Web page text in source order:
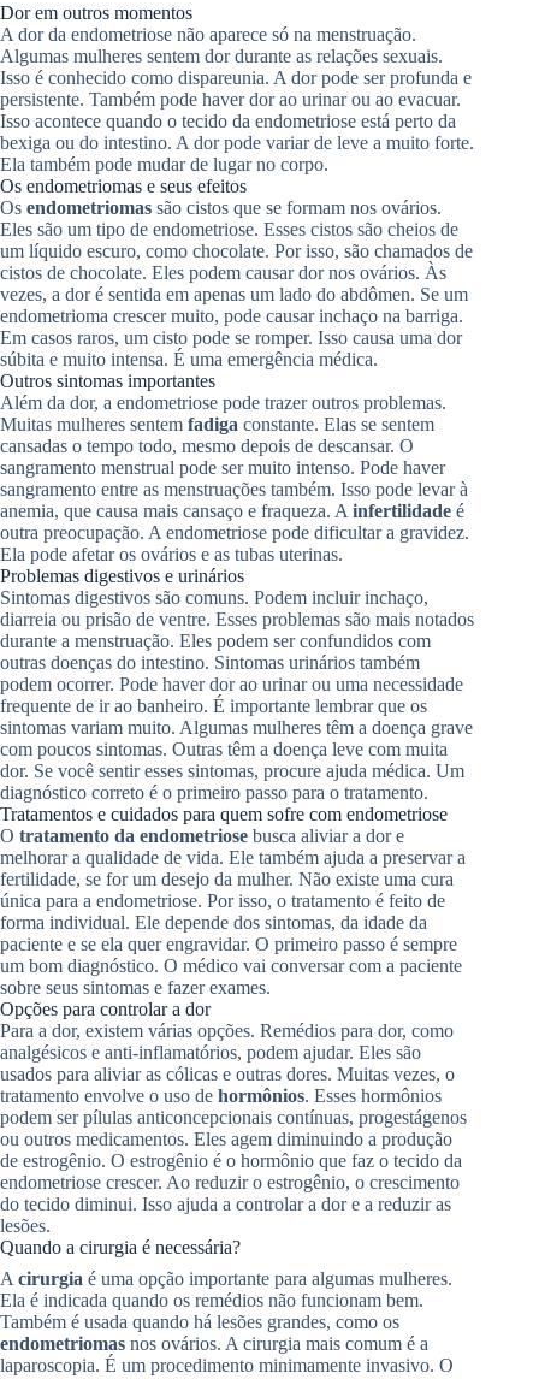
Dor em outros momentos
A dor da endometriose não aparece só na menstruação.
Algumas mulheres sentem dor durante as relações sexuais.
Isso é conhecido como dispareunia. A dor pode ser profunda e
persistente. Também pode haver dor ao urinar ou ao evacuar.
Isso acontece quando o tecido da endometriose está perto da
bexiga ou do intestino. A dor pode variar de leve a muito forte.
Ela também pode mudar de lugar no corpo.
Os endometriomas e seus efeitos
Os endometriomas são cistos que se formam nos ovários.
Eles são um tipo de endometriose. Esses cistos são cheios de
um líquido escuro, como chocolate. Por isso, são chamados de
cistos de chocolate. Eles podem causar dor nos ovários. Às
vezes, a dor é sentida em apenas um lado do abdômen. Se um
endometrioma crescer muito, pode causar inchaço na barriga.
Em casos raros, um cisto pode se romper. Isso causa uma dor
súbita e muito intensa. É uma emergência médica.
Outros sintomas importantes
Além da dor, a endometriose pode trazer outros problemas.
Muitas mulheres sentem fadiga constante. Elas se sentem
cansadas o tempo todo, mesmo depois de descansar. O
sangramento menstrual pode ser muito intenso. Pode haver
sangramento entre as menstruações também. Isso pode levar à
anemia, que causa mais cansaço e fraqueza. A infertilidade é
outra preocupação. A endometriose pode dificultar a gravidez.
Ela pode afetar os ovários e as tubas uterinas.
Problemas digestivos e urinários
Sintomas digestivos são comuns. Podem incluir inchaço,
diarreia ou prisão de ventre. Esses problemas são mais notados
durante a menstruação. Eles podem ser confundidos com
outras doenças do intestino. Sintomas urinários também
podem ocorrer. Pode haver dor ao urinar ou uma necessidade
frequente de ir ao banheiro. É importante lembrar que os
sintomas variam muito. Algumas mulheres têm a doença grave
com poucos sintomas. Outras têm a doença leve com muita
dor. Se você sentir esses sintomas, procure ajuda médica. Um
diagnóstico correto é o primeiro passo para o tratamento.
Tratamentos e cuidados para quem sofre com endometriose
O tratamento da endometriose busca aliviar a dor e
melhorar a qualidade de vida. Ele também ajuda a preservar a
fertilidade, se for um desejo da mulher. Não existe uma cura
única para a endometriose. Por isso, o tratamento é feito de
forma individual. Ele depende dos sintomas, da idade da
paciente e se ela quer engravidar. O primeiro passo é sempre
um bom diagnóstico. O médico vai conversar com a paciente
sobre seus sintomas e fazer exames.
Opções para controlar a dor
Para a dor, existem várias opções. Remédios para dor, como
analgésicos e anti-inflamatórios, podem ajudar. Eles são
usados para aliviar as cólicas e outras dores. Muitas vezes, o
tratamento envolve o uso de hormônios. Esses hormônios
podem ser pílulas anticoncepcionais contínuas, progestágenos
ou outros medicamentos. Eles agem diminuindo a produção
de estrogênio. O estrogênio é o hormônio que faz o tecido da
endometriose crescer. Ao reduzir o estrogênio, o crescimento
do tecido diminui. Isso ajuda a controlar a dor e a reduzir as
lesões.
Quando a cirurgia é necessária?
A cirurgia é uma opção importante para algumas mulheres.
Ela é indicada quando os remédios não funcionam bem.
Também é usada quando há lesões grandes, como os
endometriomas nos ovários. A cirurgia mais comum é a
laparoscopia. É um procedimento minimamente invasivo. O